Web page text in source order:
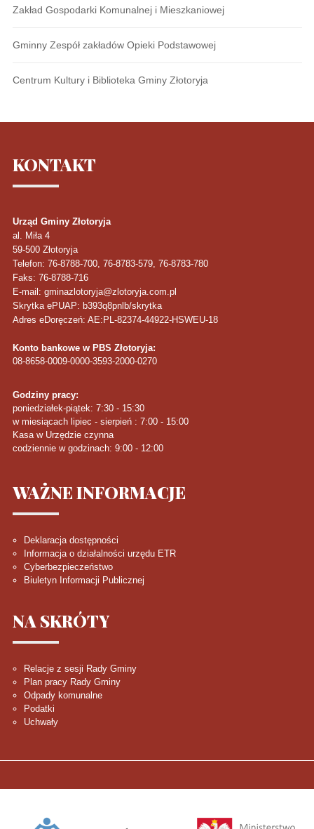
Zakład Gospodarki Komunalnej i Mieszkaniowej
Gminny Zespół zakładów Opieki Podstawowej
Centrum Kultury i Biblioteka Gminy Złotoryja
KONTAKT
Urząd Gminy Złotoryja
al. Miła 4
59-500 Złotoryja
Telefon: 76-8788-700, 76-8783-579, 76-8783-780
Faks: 76-8788-716
E-mail: gminazlotoryja@zlotoryja.com.pl
Skrytka ePUAP: b393q8pnlb/skrytka
Adres eDoręczeń: AE:PL-82374-44922-HSWEU-18
Konto bankowe w PBS Złotoryja:
08-8658-0009-0000-3593-2000-0270
Godziny pracy:
poniedziałek-piątek: 7:30 - 15:30
w miesiącach lipiec - sierpień : 7:00 - 15:00
Kasa w Urzędzie czynna
codziennie w godzinach: 9:00 - 12:00
WAŻNEINFORMACJE
Deklaracja dostępności
Informacja o działalności urzędu ETR
Cyberbezpieczeństwo
Biuletyn Informacji Publicznej
NA SKRÓTY
Relacje z sesji Rady Gminy
Plan pracy Rady Gminy
Odpady komunalne
Podatki
Uchwały